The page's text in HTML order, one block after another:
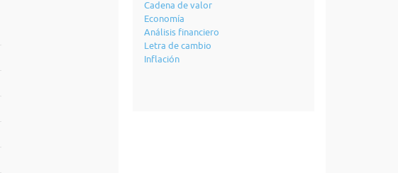
Cadena de valor
Economía
Análisis financiero
Letra de cambio
Inflación